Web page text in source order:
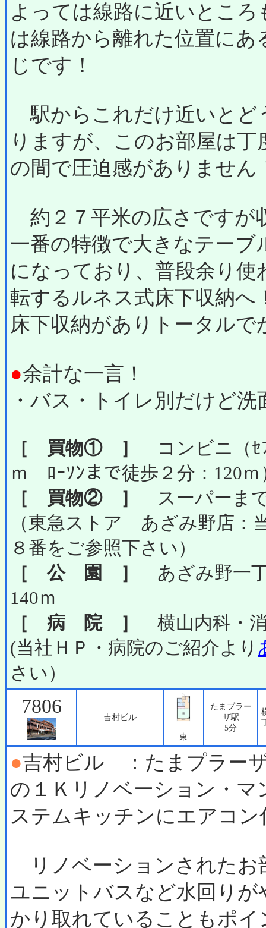
よっては線路に近いとこ
は線路から離れた位置に
じです！
駅からこれだけ近いとど
りますが、このお部屋は
の間で圧迫感がありません
約２７平米の広さですが
一番の特徴で大きなテー
になっており、普段余り
転するルネス式床下収納
床下収納がありトータル
●余計な一言！
・バス・トイレ別だけど
［ 買物① ］
コンビニ（ｾ
ｍ ﾛｰｿﾝまで徒歩２分：120ｍ
［ 買物② ］
スーパーま
（東急ストア あざみ野店：
８番をご参照下さい）
［ 公 園 ］
あざみ野一
140ｍ
［ 病 院 ］
横山内科・
(当社ＨＰ・病院のご紹介より
さい）
7806
吉村ビル
東
たまプラー
ザ駅
5分
●吉村ビル ：たまプラー
の１Ｋリノベーション・
ステムキッチンにエアコン
リノベーションされたお
ユニットバスなど水回り
かり取れていることもポイ